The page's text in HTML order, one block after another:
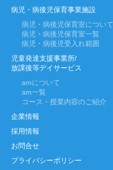
病児・病後児保育事業施設
病児・病後児保育室について
病児・病後児保育室一覧
病児・病後児受入れ範囲
児童発達支援事業所/
放課後等デイサービス
amについて
am一覧
コース・授業内容のご紹介
企業情報
採用情報
お問合せ
プライバシーポリシー